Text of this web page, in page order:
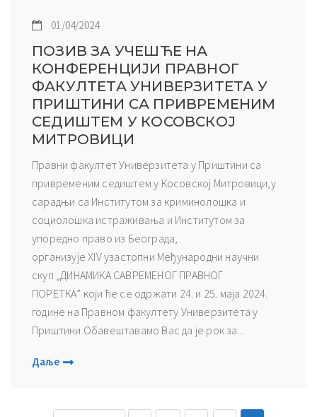
01/04/2024
ПОЗИВ ЗА УЧЕШЋЕ НА
КОНФЕРЕНЦИЈИ ПРАВНОГ
ФАКУЛТЕТА УНИВЕРЗИТЕТА У
ПРИШТИНИ СА ПРИВРЕМЕНИМ
СЕДИШТЕМ У КОСОВСКОЈ
МИТРОВИЦИ
Правни факултет Универзитета у Приштини са
привременим седиштем у Косовској Митровици,у
сарадњи са Институтом за криминолошка и
социолошка истраживања и Институтом за
упоредно право из Београда,
организује XIV узастопни Међународни научни
скуп „ДИНАМИКА САВРЕМЕНОГ ПРАВНОГ
ПОРЕТКА” који ће се одржати 24. и 25. маја 2024.
године на Правном факултету Универзитета у
Приштини.Обавештавамо Вас да је рок за...
Даље